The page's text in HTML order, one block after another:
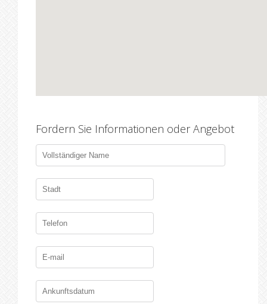
Fordern Sie Informationen oder Angebot